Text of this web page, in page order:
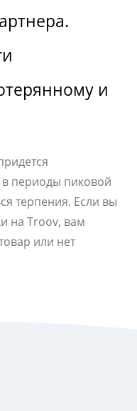
и
периоды пиковой
терпения. Если вы
на Troov, вам
или нет